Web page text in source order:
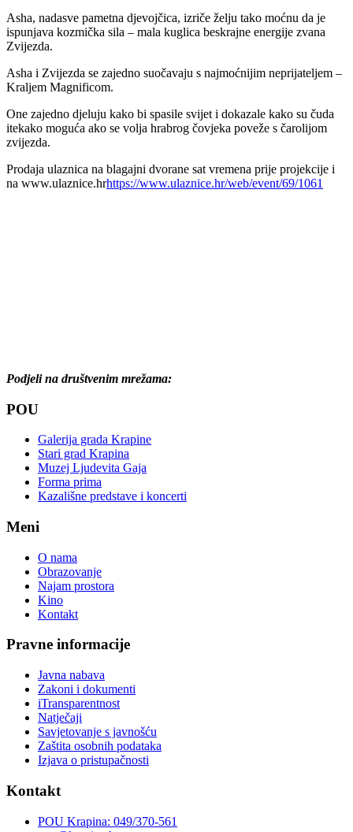
Asha, nadasve pametna djevojčica, izriče želju tako moćnu da je
ispunjava kozmička sila – mala kuglica beskrajne energije zvana
Zvijezda.
Asha i Zvijezda se zajedno suočavaju s najmoćnijim neprijateljem –
Kraljem Magnificom.
One zajedno djeluju kako bi spasile svijet i dokazale kako su čuda
itekako moguća ako se volja hrabrog čovjeka poveže s čarolijom
zvijezda.
Prodaja ulaznica na blagajni dvorane sat vremena prije projekcije i
na www.ulaznice.hrhttps://www.ulaznice.hr/web/event/69/1061
Podjeli na društvenim mrežama:
POU
Galerija grada Krapine
Stari grad Krapina
Muzej Ljudevita Gaja
Forma prima
Kazališne predstave i koncerti
Meni
O nama
Obrazovanje
Najam prostora
Kino
Kontakt
Pravne informacije
Javna nabava
Zakoni i dokumenti
iTransparentnost
Natječaji
Savjetovanje s javnošću
Zaštita osobnih podataka
Izjava o pristupačnosti
Kontakt
POU Krapina: 049/370-561